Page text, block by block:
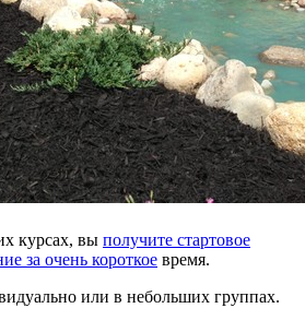
курсах, вы получите стартовое
за очень короткое время.
или в небольших группах.